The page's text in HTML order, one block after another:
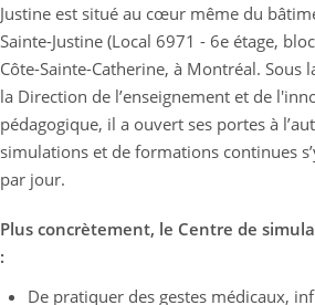
Justine est situé au cœur même du
Sainte-Justine (Local 6971 - 6e étage,
Côte-Sainte-Catherine, à Montréal. Sous
la Direction de l’enseignement et de
pédagogique, il a ouvert ses portes à
simulations et de formations continues
par jour.
Plus concrètement, le Centre de
:
De pratiquer des gestes médicaux,